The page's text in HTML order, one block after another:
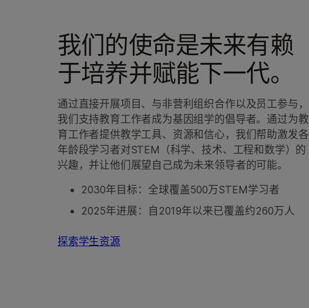
我们的使命是未来有赖
于培养并赋能下一代。
通过直接开展项目、与非营利组织合作以及员工参与，
我们支持教育工作者成为基因组学的倡导者。通过为教
育工作者提供教学工具、资源和信心，我们帮助激发各
年龄段学习者对STEM（科学、技术、工程和数学）的
兴趣，并让他们展望自己成为未来领导者的可能。
2030年目标：全球覆盖500万STEM学习者
2025年进展：自2019年以来已覆盖约260万人
探索学生资源